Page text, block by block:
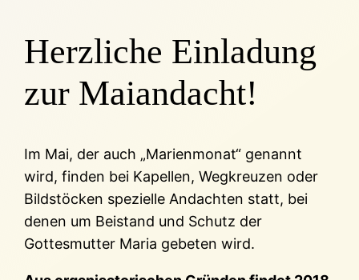
Herzliche Einladung
zur Maiandacht!
Im Mai, der auch „Marienmonat“ genannt
wird, finden bei Kapellen, Wegkreuzen oder
Bildstöcken spezielle Andachten statt, bei
denen um Beistand und Schutz der
Gottesmutter Maria gebeten wird.